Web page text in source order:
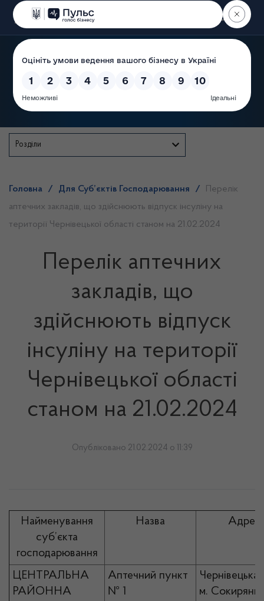
Пошук
Розділи
Головна / Для Суб’єктів Господарювання /
Перелік
аптечних закладів, що здійснюють відпуск інсуліну на
території Чернівецької області станом на 21.02.2024
Перелік аптечних
закладів, що
здійснюють відпуск
інсуліну на території
Чернівецької області
станом на 21.02.2024
Опубліковано 21.02.2024 о 11:39
Найменування
суб’єкта
господарювання
Назва
ЦЕНТРАЛЬНА
РАЙОННА
Аптечний пункт
№ 1
Чернівецька
м. Сокиряни,